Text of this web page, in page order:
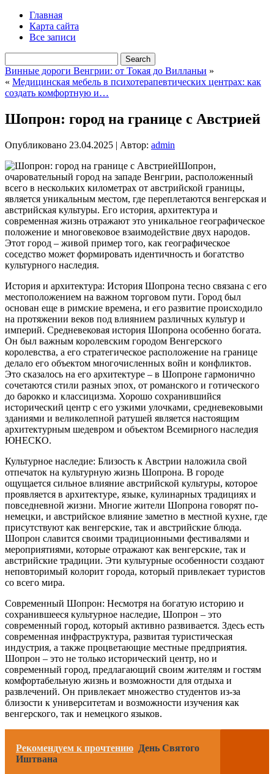
Главная
Карта сайта
Все записи
Винные дороги Венгрии: от Токая до Вилланьи »
« Медицинская мебель в психотерапевтических центрах: как
создать комфортную и…
Шопрон: город на границе с Австрией
Опубликовано 23.04.2025 | Автор: admin
Шопрон,
очаровательный город на западе Венгрии, расположенный
всего в нескольких километрах от австрийской границы,
является уникальным местом, где переплетаются венгерская и
австрийская культуры. Его история, архитектура и
современная жизнь отражают это уникальное географическое
положение и многовековое взаимодействие двух народов.
Этот город – живой пример того, как географическое
соседство может формировать идентичность и богатство
культурного наследия.
История и архитектура: История Шопрона тесно связана с его
местоположением на важном торговом пути. Город был
основан еще в римские времена, и его развитие происходило
на протяжении веков под влиянием различных культур и
империй. Средневековая история Шопрона особенно богата.
Он был важным королевским городом Венгерского
королевства, а его стратегическое расположение на границе
делало его объектом многочисленных войн и конфликтов.
Это сказалось на его архитектуре – в Шопроне гармонично
сочетаются стили разных эпох, от романского и готического
до барокко и классицизма. Хорошо сохранившийся
исторический центр с его узкими улочками, средневековыми
зданиями и великолепной ратушей является настоящим
архитектурным шедевром и объектом Всемирного наследия
ЮНЕСКО.
Культурное наследие: Близость к Австрии наложила свой
отпечаток на культурную жизнь Шопрона. В городе
ощущается сильное влияние австрийской культуры, которое
проявляется в архитектуре, языке, кулинарных традициях и
повседневной жизни. Многие жители Шопрона говорят по-
немецки, и австрийское влияние заметно в местной кухне, где
присутствуют как венгерские, так и австрийские блюда.
Шопрон славится своими традиционными фестивалями и
мероприятиями, которые отражают как венгерские, так и
австрийские традиции. Эти культурные особенности создают
неповторимый колорит города, который привлекает туристов
со всего мира.
Современный Шопрон: Несмотря на богатую историю и
сохранившееся культурное наследие, Шопрон – это
современный город, который активно развивается. Здесь есть
современная инфраструктура, развитая туристическая
индустрия, а также процветающие местные предприятия.
Шопрон – это не только исторический центр, но и
современный город, предлагающий своим жителям и гостям
комфортабельную жизнь и возможности для отдыха и
развлечений. Он привлекает множество студентов из-за
близости к университетам и возможности изучения как
венгерского, так и немецкого языков.
Рекомендуем к прочтению День Святого
Иштвана